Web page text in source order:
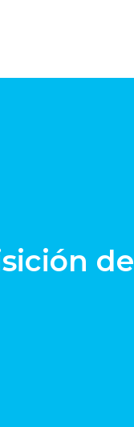
de